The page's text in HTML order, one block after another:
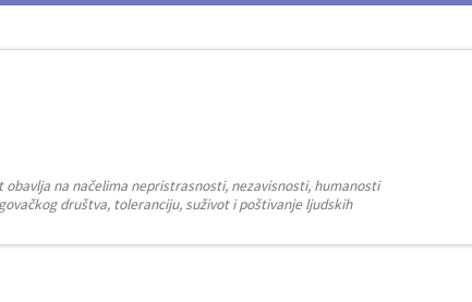
na načelima nepristrasnosti, nezavisnosti, humanosti
društva, toleranciju, suživot i poštivanje ljudskih